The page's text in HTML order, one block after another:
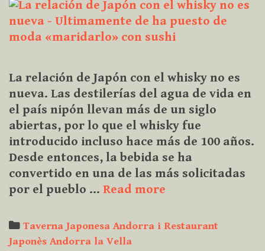
La relación de Japón con el whisky no es
nueva. Las destilerías del agua de vida en
el país nipón llevan más de un siglo
abiertas, por lo que el whisky fue
introducido incluso hace más de 100 años.
Desde entonces, la bebida se ha
convertido en una de las más solicitadas
por el pueblo … Read more
de
Categories
Taverna Japonesa Andorra i Restaurant
Japonès Andorra la Vella